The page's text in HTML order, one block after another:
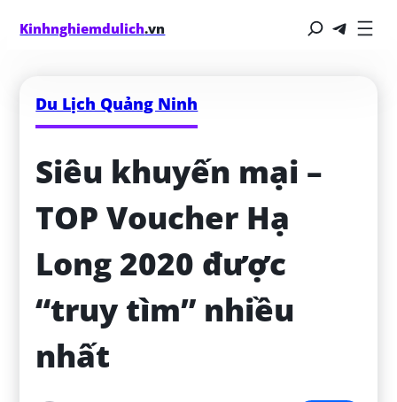
Kinhnghiemdulich.vn
Du Lịch Quảng Ninh
Siêu khuyến mại –
TOP Voucher Hạ
Long 2020 được
“truy tìm” nhiều
nhất